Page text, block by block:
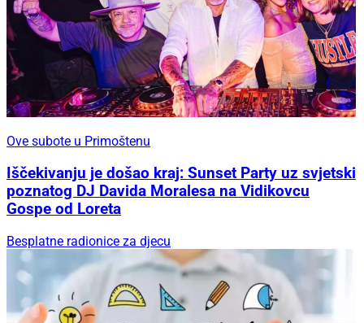
Ove subote u Primoštenu
Iščekivanju je došao kraj: Sunset Party uz svjetski
poznatog DJ Davida Moralesa na Vidikovcu
Gospe od Loreta
Besplatne radionice za djecu